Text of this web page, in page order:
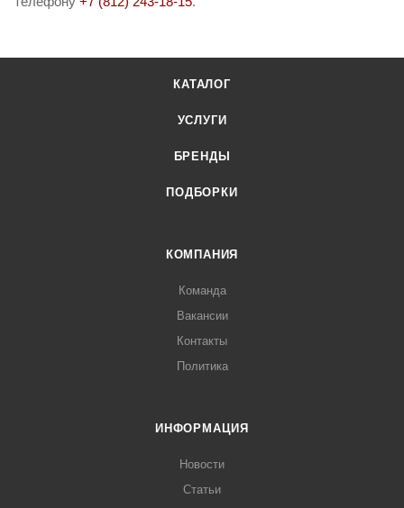
КАТАЛОГ
УСЛУГИ
БРЕНДЫ
ПОДБОРКИ
КОМПАНИЯ
Команда
Вакансии
Контакты
Политика
ИНФОРМАЦИЯ
Новости
Статьи